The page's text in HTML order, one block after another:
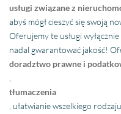
usługi związane z
abyś mógł cieszyć się swoją
Oferujemy te usługi
nadal gwarantować jakość!
doradztwo prawne i
tłumaczenia
, ułatwianie wszelkiego